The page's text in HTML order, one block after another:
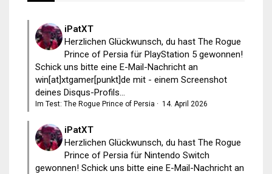
iPatXT
Herzlichen Glückwunsch, du hast The Rogue
Prince of Persia für PlayStation 5 gewonnen!
Schick uns bitte eine E-Mail-Nachricht an
win[at]xtgamer[punkt]de mit - einem Screenshot
deines Disqus-Profils...
Im Test: The Rogue Prince of Persia · 14. April 2026
iPatXT
Herzlichen Glückwunsch, du hast The Rogue
Prince of Persia für Nintendo Switch
gewonnen! Schick uns bitte eine E-Mail-Nachricht an